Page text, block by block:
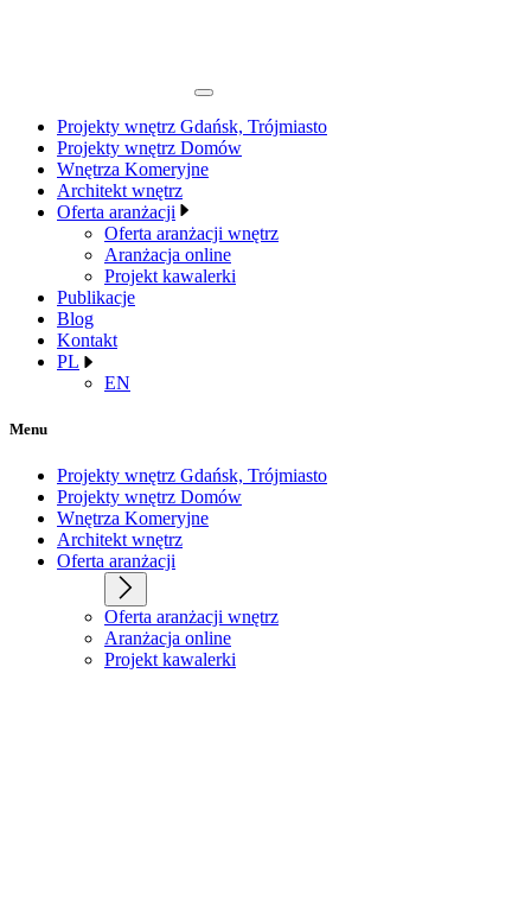
Projekty wnętrz Gdańsk, Trójmiasto
Projekty wnętrz Domów
Wnętrza Komeryjne
Architekt wnętrz
Oferta aranżacji
Oferta aranżacji wnętrz
Aranżacja online
Projekt kawalerki
Publikacje
Blog
Kontakt
PL
EN
Menu
Projekty wnętrz Gdańsk, Trójmiasto
Projekty wnętrz Domów
Wnętrza Komeryjne
Architekt wnętrz
Oferta aranżacji
Oferta aranżacji wnętrz
Aranżacja online
Projekt kawalerki